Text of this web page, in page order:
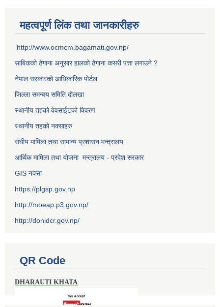
महत्वपूर्ण लिंक तथा जानकारीहरु
http://www.ocmcm.bagamati.gov.np/
साबिकको ठेगाना अनुसार हालको ठेगाना कसरी पत्ता लगाउने ?
नेपाल सरकारको आधिकारिक पोर्टल
जिल्ला समन्वय समिति दोलखा
स्थानीय तहको वेवसाईटको विवरण
स्थानीय तहको नक्साहरु
संघीय मामिला तथा सामान्य प्रशासन मन्त्रालय
आर्थिक मामिला तथा योजना मन्त्रालय - प्रदेश सरकार
GIS नक्सा
https://plgsp.gov.np
http://moeap.p3.gov.np/
http://donidcr.gov.np/
QR Code
DHARAUTI KHATA